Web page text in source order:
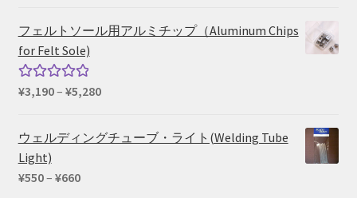
フェルトソール用アルミチップ（Aluminum Chips
for Felt Sole)
5段階中
¥3,190– ¥5,280価
帯:
ウェルディングチューブ・ライト(Welding Tube
Light)
¥550– ¥660価